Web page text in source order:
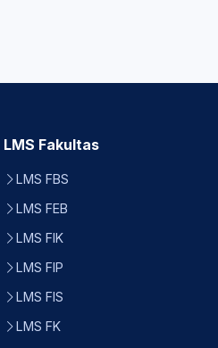
LMS Fakultas
LMS FBS
LMS FEB
LMS FIK
LMS FIP
LMS FIS
LMS FK